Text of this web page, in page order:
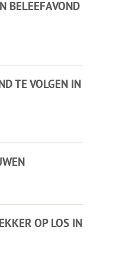
BELEEFAVOND
TE VOLGEN IN
OP LOS IN